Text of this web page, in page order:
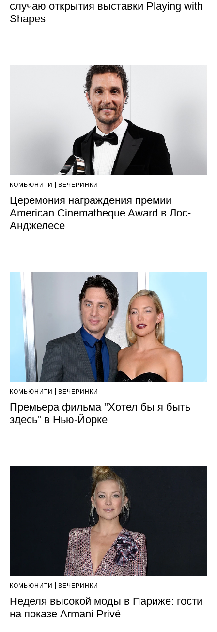
случаю открытия выставки Playing with
Shapes
КОМЬЮНИТИ ВЕЧЕРИНКИ
Церемония награждения премии
American Cinematheque Award в Лос-
Анджелесе
КОМЬЮНИТИ ВЕЧЕРИНКИ
Премьера фильма "Хотел бы я быть
здесь" в Нью-Йорке
КОМЬЮНИТИ ВЕЧЕРИНКИ
Неделя высокой моды в Париже: гости
на показе Armani Privé